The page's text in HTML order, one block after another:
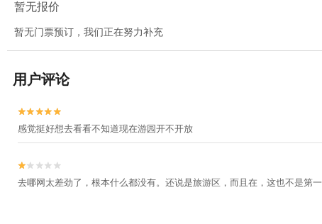
暂无报价
暂无门票预订，我们正在努力补充
用户评论


感觉挺好想去看看不知道现在游园开不开放


去哪网太差劲了，根本什么都没有。还说是旅游区，而且在，这也不是第